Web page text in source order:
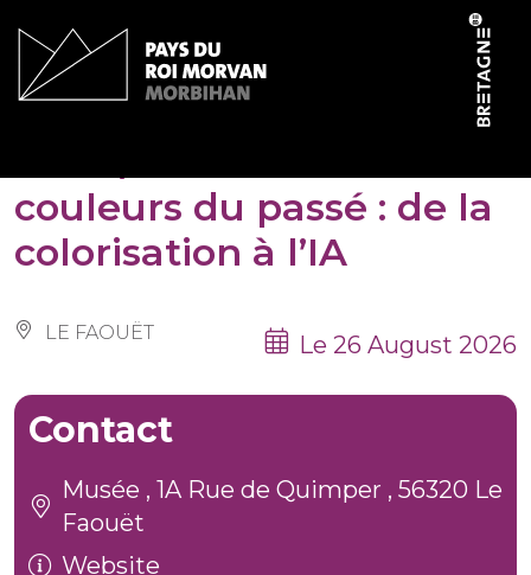
couleurs du passé : de la
colorisation à l’IA
LE FAOUËT Le 26 August 2026
Contact
Musée , 1A Rue de Quimper , 56320 Le
Faouët
Website